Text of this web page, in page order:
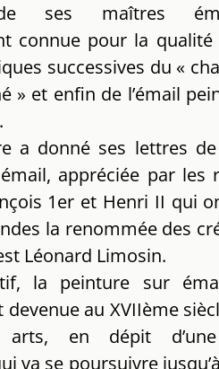
ses maîtres
connue pour la qualité
successives du «
» et enfin de l’émail
a donné ses lettres
appréciée par les
1er et Henri II qui
la renommée des
Léonard Limosin.
la peinture sur
au XVIIème
en dépit d’une
va se poursuivre